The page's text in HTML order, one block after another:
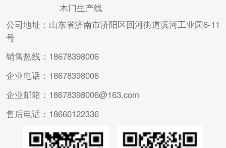
木门生产线
公司地址：山东省济南市济阳区回河街道滨河工业园6-11
号
销售热线：18678398006
企业电话：18678398006
企业邮箱：18678398006@163.com
售后电话：18660122336